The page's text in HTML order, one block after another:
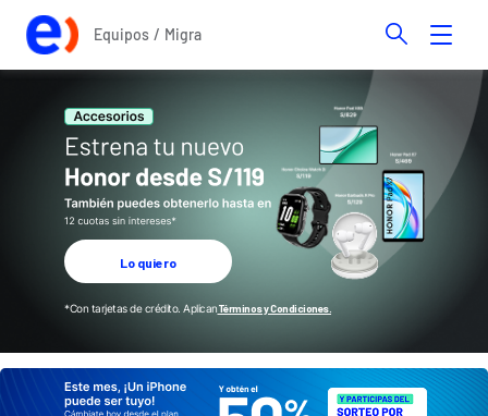
Equipos Migra
Lo quiero
*Con tarjetas de crédito. AplicanTérminos y Condiciones.